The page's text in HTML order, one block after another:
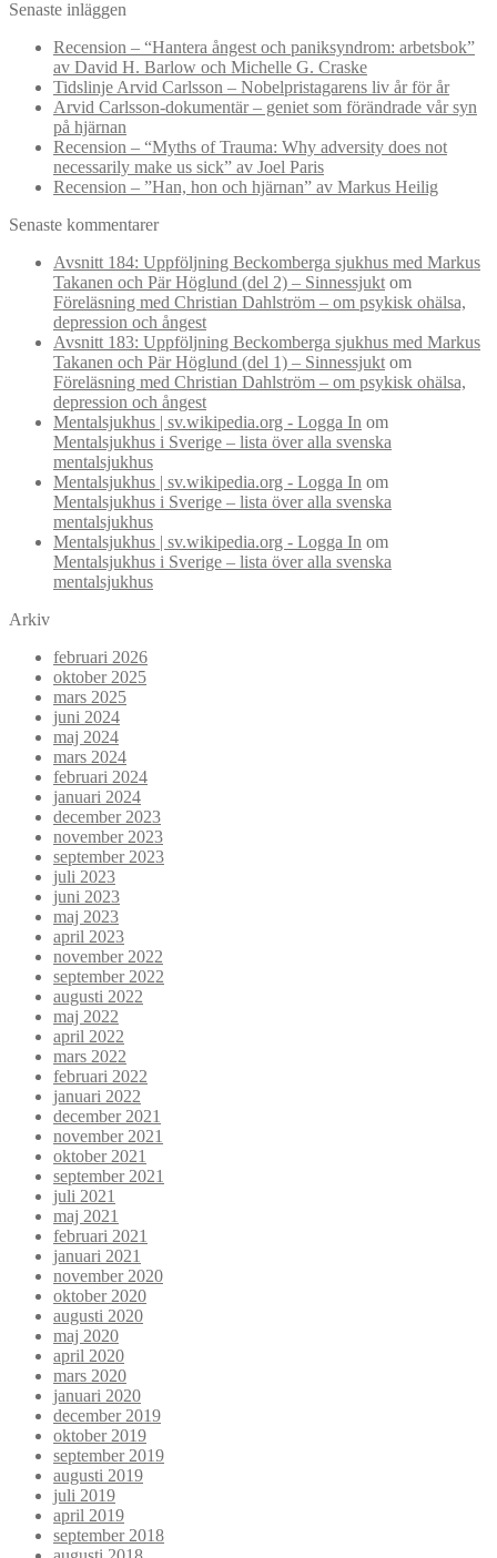
Senaste inläggen
Recension – “Hantera ångest och paniksyndrom: arbetsbok”
av David H. Barlow och Michelle G. Craske
Tidslinje Arvid Carlsson – Nobelpristagarens liv år för år
Arvid Carlsson-dokumentär – geniet som förändrade vår syn
på hjärnan
Recension – “Myths of Trauma: Why adversity does not
necessarily make us sick” av Joel Paris
Recension – ”Han, hon och hjärnan” av Markus Heilig
Senaste kommentarer
Avsnitt 184: Uppföljning Beckomberga sjukhus med Markus
Takanen och Pär Höglund (del 2) – Sinnessjuktom
Föreläsning med Christian Dahlström – om psykisk ohälsa,
depression och ångest
Avsnitt 183: Uppföljning Beckomberga sjukhus med Markus
Takanen och Pär Höglund (del 1) – Sinnessjuktom
Föreläsning med Christian Dahlström – om psykisk ohälsa,
depression och ångest
Mentalsjukhus | sv.wikipedia.org - Logga In om
Mentalsjukhus i Sverige – lista över alla svenska
mentalsjukhus
Mentalsjukhus | sv.wikipedia.org - Logga In om
Mentalsjukhus i Sverige – lista över alla svenska
mentalsjukhus
Mentalsjukhus | sv.wikipedia.org - Logga In om
Mentalsjukhus i Sverige – lista över alla svenska
mentalsjukhus
Arkiv
februari 2026
oktober 2025
mars 2025
juni 2024
maj 2024
mars 2024
februari 2024
januari 2024
december 2023
november 2023
september 2023
juli 2023
juni 2023
maj 2023
april 2023
november 2022
september 2022
augusti 2022
maj 2022
april 2022
mars 2022
februari 2022
januari 2022
december 2021
november 2021
oktober 2021
september 2021
juli 2021
maj 2021
februari 2021
januari 2021
november 2020
oktober 2020
augusti 2020
maj 2020
april 2020
mars 2020
januari 2020
december 2019
oktober 2019
september 2019
augusti 2019
juli 2019
april 2019
september 2018